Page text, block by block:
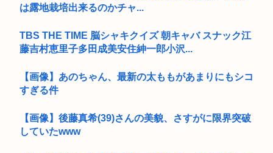
は露地栽培出来るのかチャ...
TBS THE TIME 脳シャキクイズ 朝キャバ スナック江
藤吉村恵里子多田成美安住紳一郎小沢...
【画像】あのちゃん、最新の太ももがあまりにもシコ
すぎる件
【画像】後藤真希(39)さんの美貌、さすがに限界突破
していたwww